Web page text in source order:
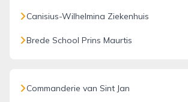
Canisius-Wilhelmina Ziekenhuis
Brede School Prins Maurtis
Commanderie van Sint Jan